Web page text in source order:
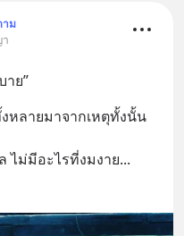
าม
าย”
ลายมาจากเหตุทั้งนั้น
ไม่มีอะไรที่งมงาย